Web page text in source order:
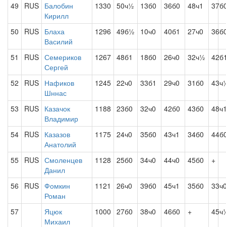
49 RUS Балобин
Кирилл
1330 50ч½ 13б0 36б0 48ч1
50 RUS Блаха
Василий
1296 49б½ 10ч0 40б1 27ч0
51 RUS Семериков
Сергей
1267 48б1 18б0 26ч0 32ч½
52 RUS Нафиков
Шннас
1245 22ч0 33б1 29ч0 31б0
53 RUS Казачок
Владимир
1188 23б0 32ч0 42б0 43б0
54 RUS Казазов
Анатолий
1175 24ч0 35б0 43ч1 34б0
55 RUS Смоленцев
Данил
1128 25б0 34ч0 44ч0 45б0 +
56 RUS Фомкин
Роман
1121 26ч0 39б0 45ч1 35б0
57
Яцюк
Михаил
1000 27б0 38ч0 46б0 +